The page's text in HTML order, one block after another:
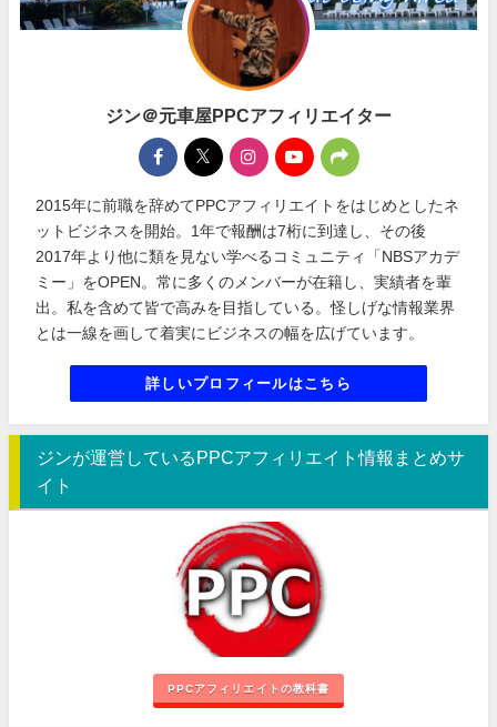
ジン＠元車屋PPCアフィリエイター
2015年に前職を辞めてPPCアフィリエイトをはじめとしたネ
ットビジネスを開始。1年で報酬は7桁に到達し、その後
2017年より他に類を見ない学べるコミュニティ「NBSアカデ
ミー」をOPEN。常に多くのメンバーが在籍し、実績者を輩
出。私を含めて皆で高みを目指している。怪しげな情報業界
とは一線を画して着実にビジネスの幅を広げています。
詳しいプロフィールはこちら
ジンが運営しているPPCアフィリエイト情報まとめサ
イト
PPCアフィリエイトの教科書